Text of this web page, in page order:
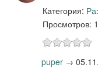
Категория:
Просмотров:
puper →